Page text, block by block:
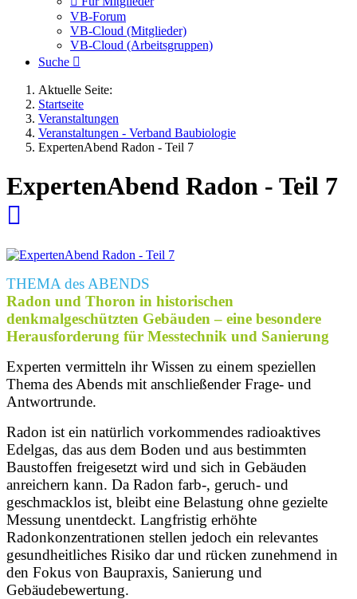
VB-Forum
VB-Cloud (Mitglieder)
VB-Cloud (Arbeitsgruppen)
Suche
Aktuelle Seite:
Startseite
Veranstaltungen
Veranstaltungen - Verband Baubiologie
ExpertenAbend Radon - Teil 7
ExpertenAbend Radon - Teil 7
THEMA des ABENDS
Radon und Thoron in historischen
denkmalgeschützten Gebäuden – eine besondere
Herausforderung für Messtechnik und Sanierung
Experten vermitteln ihr Wissen zu einem speziellen
Thema des Abends mit anschließender Frage- und
Antwortrunde.
Radon ist ein natürlich vorkommendes radioaktives
Edelgas, das aus dem Boden und aus bestimmten
Baustoffen freigesetzt wird und sich in Gebäuden
anreichern kann. Da Radon farb-, geruch- und
geschmacklos ist, bleibt eine Belastung ohne gezielte
Messung unentdeckt. Langfristig erhöhte
Radonkonzentrationen stellen jedoch ein relevantes
gesundheitliches Risiko dar und rücken zunehmend in
den Fokus von Baupraxis, Sanierung und
Gebäudebewertung.